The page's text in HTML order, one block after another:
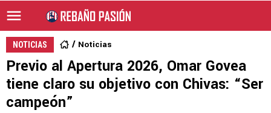
NOTICIAS Noticias
Previo al Apertura 2026, Omar Govea
tiene claro su objetivo con Chivas: “Ser
campeón”